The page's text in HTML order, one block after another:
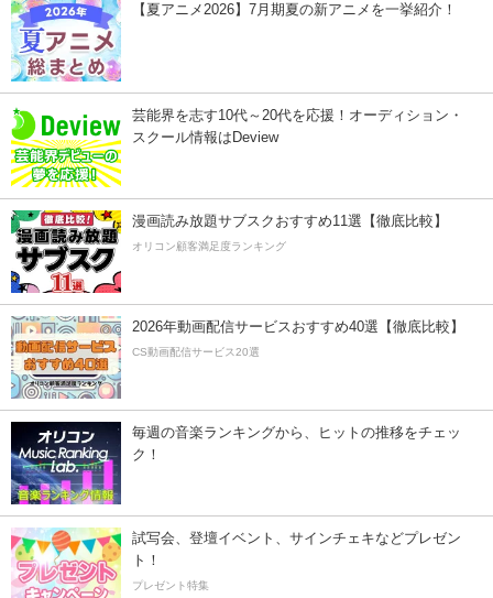
【夏アニメ2026】7月期夏の新アニメを一挙紹介！
芸能界を志す10代～20代を応援！オーディション・
スクール情報はDeview
漫画読み放題サブスクおすすめ11選【徹底比較】
オリコン顧客満足度ランキング
2026年動画配信サービスおすすめ40選【徹底比較】
CS動画配信サービス20選
毎週の音楽ランキングから、ヒットの推移をチェッ
ク！
試写会、登壇イベント、サインチェキなどプレゼン
ト！
プレゼント特集